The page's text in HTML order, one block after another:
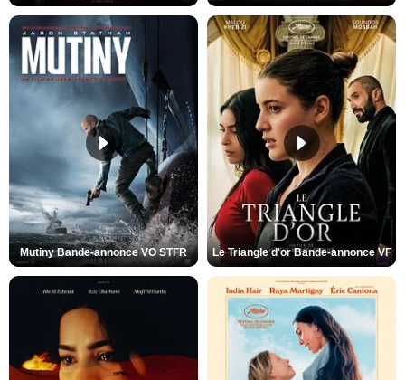
Mutiny Bande-annonce VO STFR Le Triangle d'or Bande-annonce VF